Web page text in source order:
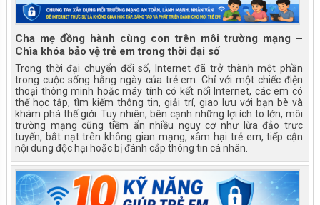
Cha mẹ đồng hành cùng con trên môi trường mạng –
Chìa khóa bảo vệ trẻ em trong thời đại số
Trong thời đại chuyển đổi số, Internet đã trở thành một phần
trong cuộc sống hằng ngày của trẻ em. Chỉ với một chiếc điện
thoại thông minh hoặc máy tính có kết nối Internet, các em có
thể học tập, tìm kiếm thông tin, giải trí, giao lưu với bạn bè và
khám phá thế giới. Tuy nhiên, bên cạnh những lợi ích to lớn, môi
trường mạng cũng tiềm ẩn nhiều nguy cơ như lừa đảo trực
tuyến, bắt nạt trên không gian mạng, xâm hại trẻ em, tiếp cận
nội dung độc hại hoặc bị đánh cắp thông tin cá nhân.